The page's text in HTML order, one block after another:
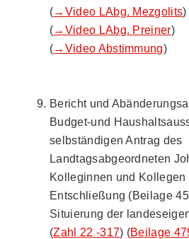
(→Video LAbg. Mezgolits)
(→Video LAbg. Preiner)
(→Video Abstimmung)
Bericht und
Budget-und
selbständigen Antrag des
Landtagsabgeordneten
Kolleginnen und
Entschließung (Beilage
Situierung der
(Zahl 22 -317) (Beilage